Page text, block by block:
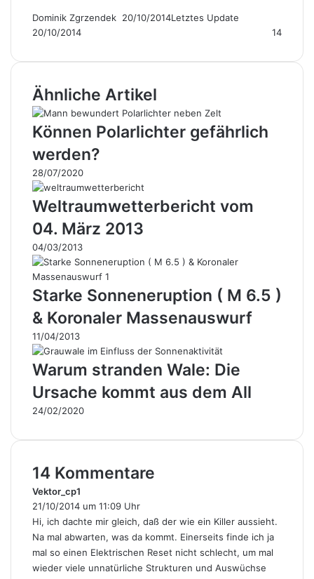
Dominik Zgrzendek F
l
w
X
20/10/2014Letztes Update
20/10/2014
14
Ähnliche Artikel
Können Polarlichter gefährlich
werden?
28/07/2020
Weltraumwetterbericht vom
04. März 2013
04/03/2013
Starke Sonneneruption ( M 6.5 )
& Koronaler Massenauswurf
11/04/2013
Warum stranden Wale: Die
Ursache kommt aus dem All
24/02/2020
14 Kommentare
Vektor_cp1
a
g
t
:
21/10/2014 um 11:09 Uhr
Hi, ich dachte mir gleich, daß der wie ein Killer aussieht.
Na mal abwarten, was da kommt. Einerseits finde ich ja
mal so einen Elektrischen Reset nicht schlecht, um mal
wieder viele unnatürliche Strukturen und Auswüchse